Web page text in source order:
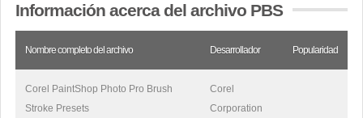
Información acerca del archivo PBS
Nombre completo del archivo Desarrollador Popularidad
Corel PaintShop Photo Pro Brush
Stroke Presets
Corel
Corporation